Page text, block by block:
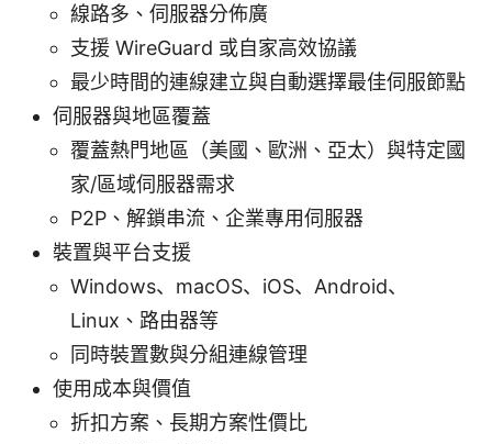
線路多、伺服器分佈廣
支援 WireGuard 或自家高效協議
最少時間的連線建立與自動選擇最佳伺服節點
伺服器與地區覆蓋
覆蓋熱門地區（美國、歐洲、亞太）與特定國
家/區域伺服器需求
P2P、解鎖串流、企業專用伺服器
裝置與平台支援
Windows、macOS、iOS、Android、
Linux、路由器等
同時裝置數與分組連線管理
使用成本與價值
折扣方案、長期方案性價比